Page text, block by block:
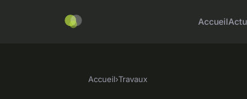
AccueilActu
Accueil›Travaux